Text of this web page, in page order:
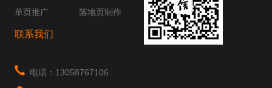
单页推广 落地页制作
联系我们
电话：13058767106